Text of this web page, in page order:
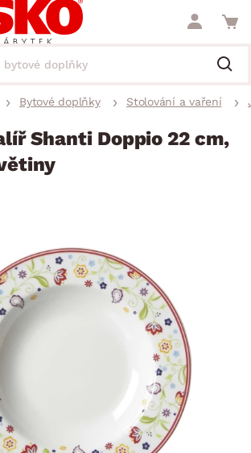
Bytové doplňky Stolování a vaření
Shanti Doppio 22 cm,